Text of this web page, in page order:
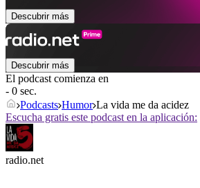
Descubrir más
Descubrir más
El podcast comienza en
- 0 sec.
Podcasts Humor La vida me da acidez
Escucha gratis este podcast en la aplicación:
radio.net